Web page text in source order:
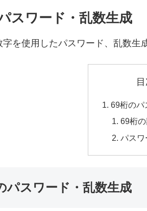
スワード・乱数生成
字を使用したパスワード、乱数生
69桁のパ
69桁
パス
パスワード・乱数生成